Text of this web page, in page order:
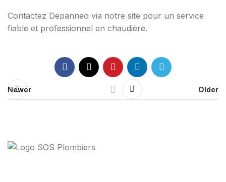
Contactez Depanneo via notre site pour un service
fiable et professionnel en chaudière.
Newer Older